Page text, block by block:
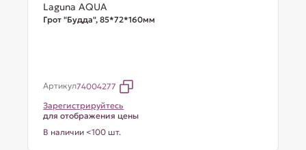
Laguna AQUA
Грот "Будда", 85*72*160мм
Артикул74004277
Зарегистрируйтесь
для отображения цены
В наличии <100 шт.